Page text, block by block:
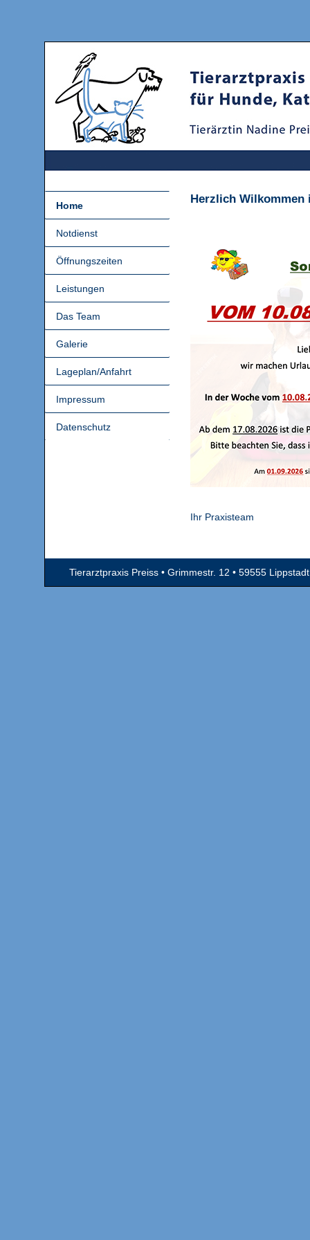
Home
Notdienst
Öffnungszeiten
Leistungen
Das Team
Galerie
Lageplan/Anfahrt
Impressum
Datenschutz
Herzlich
Ihr Praxisteam
Tierarztpraxis Preiss • Grimmestr. 12 • 59555